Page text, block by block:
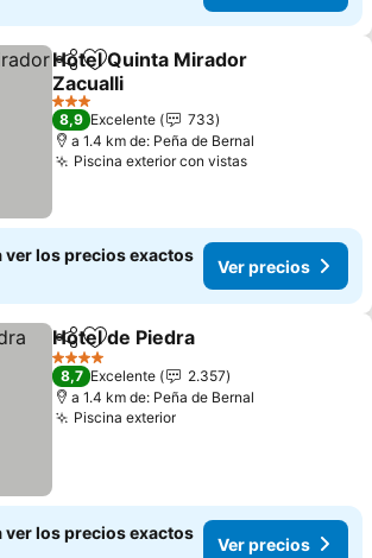
CompartirAgregar a favoritos
Hotel Quinta Mirador
Zacualli
3 Estrellas
8,9 Excelente
733
a 1.4 km de: Peña de Bernal
Piscina exterior con vistas
ver los precios exactos
Ver precios
CompartirAgregar a favoritos
Hotel de Piedra
4 Estrellas
8,7 Excelente
2.357
a 1.4 km de: Peña de Bernal
Piscina exterior
ver los precios exactos
Ver precios